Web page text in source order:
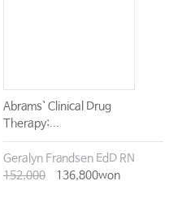
Abrams` Clinical Drug
Therapy:...
Geralyn Frandsen EdD RN
152,000
136,800won